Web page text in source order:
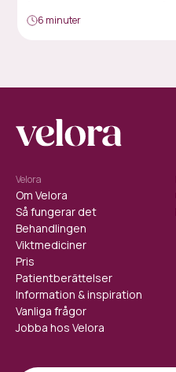
6 minuter
Velora
Om Velora
Så fungerar det
Behandlingen
Viktmediciner
Pris
Patientberättelser
Information & inspiration
Vanliga frågor
Jobba hos Velora